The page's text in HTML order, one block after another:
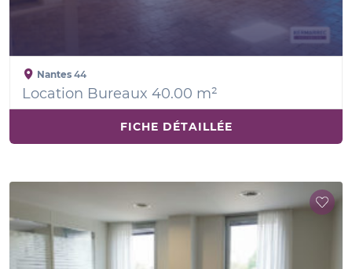
Nantes 44
Location Bureaux 40.00 m²
FICHE DÉTAILLÉE